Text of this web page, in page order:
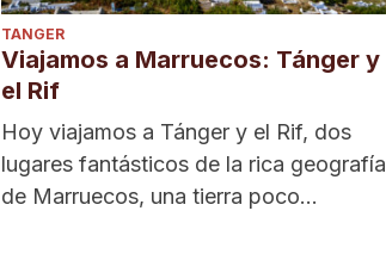
TANGER
Viajamos a Marruecos: Tánger y
el Rif
Hoy viajamos a Tánger y el Rif, dos
lugares fantásticos de la rica geografía
de Marruecos, una tierra poco